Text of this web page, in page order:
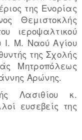
της Ενορίας
Θεμιστοκλής
ιεροψαλτικού
Ι. Μ. Ναού Αγίου
της Σχολής
Μητροπόλεως
Αρώνης.
Λασιθίου κ.
ευσεβείς της